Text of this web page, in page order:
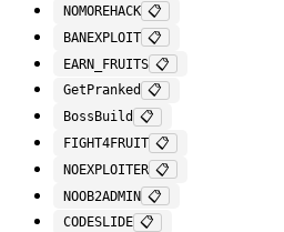
NOMOREHACK 📋
BANEXPLOIT 📋
EARN_FRUITS 📋
GetPranked 📋
BossBuild 📋
FIGHT4FRUIT 📋
NOEXPLOITER 📋
NOOB2ADMIN 📋
CODESLIDE 📋